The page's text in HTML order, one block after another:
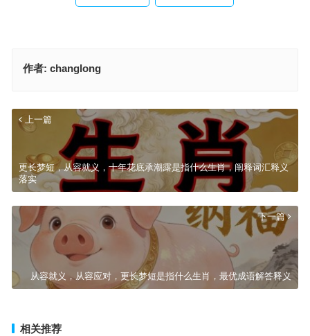
作者: changlong
上一篇
更长梦短，从容就义，十年花底承潮露是指什么生肖，阐释词汇释义
落实
下一篇
从容就义，从容应对，更长梦短是指什么生肖，最优成语解答释义
相关推荐